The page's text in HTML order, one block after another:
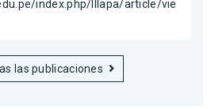
index.php/Illapa/article/vie
las publicaciones